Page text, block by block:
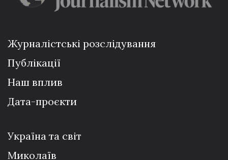
Журналістські розслідування
Публікації
Наш вплив
Дата-проєкти
Україна та світ
Миколаїв